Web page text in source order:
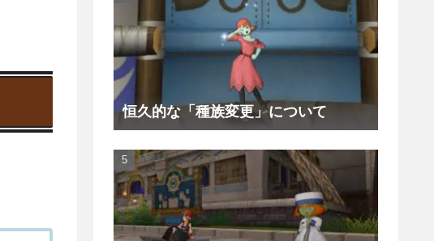
恒久的な「種族変更」について